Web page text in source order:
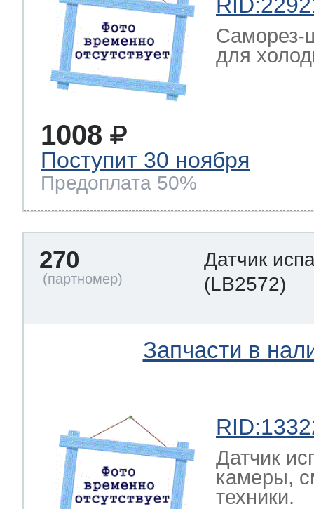
Саморез-
для
1008
Поступит 30 ноября
Предоплата 50%
270
Датчик
(LB2572)
Запчасти в
Датчик
камеры,
техники.